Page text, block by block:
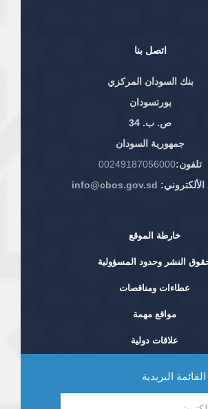
اتصل بنا
بنك السودان المركزي
بورتسودان
ص. ب. 34
جمهورية السودان
تلفون:00249187056000
الألكتروني: info@cbos.gov.sd
خارطة الموقع
النشر وحدود المسؤولية
عطاءات ومناقصات
مواقع مهمة
علاقات دولية
البريدية